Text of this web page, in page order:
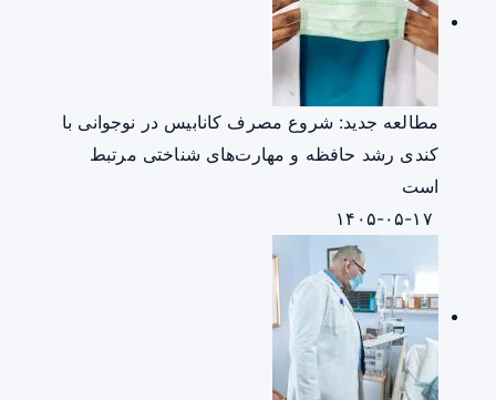
مطالعه جدید: شروع مصرف کانابیس در نوجوانی با
کندی رشد حافظه و مهارت‌های شناختی مرتبط
است